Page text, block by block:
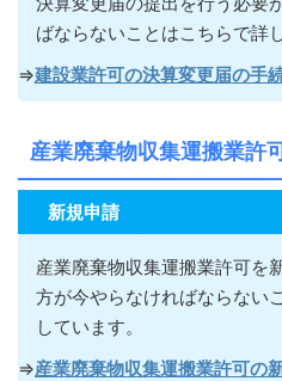
ばならないこ とはこちらで詳
⇒建設業許可の決算変更届の手
産業廃棄物収集運搬業許
新規申請
産業廃棄物収集運搬業許可を
方が今やらなければならないこ
しています。
⇒産業廃棄物収集運搬業許可の